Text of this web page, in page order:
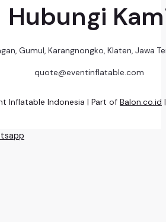
Hubungi
Gumul, Karangnongko, Klaten, Jawa
quote@eventinflatable.com
Inflatable Indonesia | Part of Balon.co.id